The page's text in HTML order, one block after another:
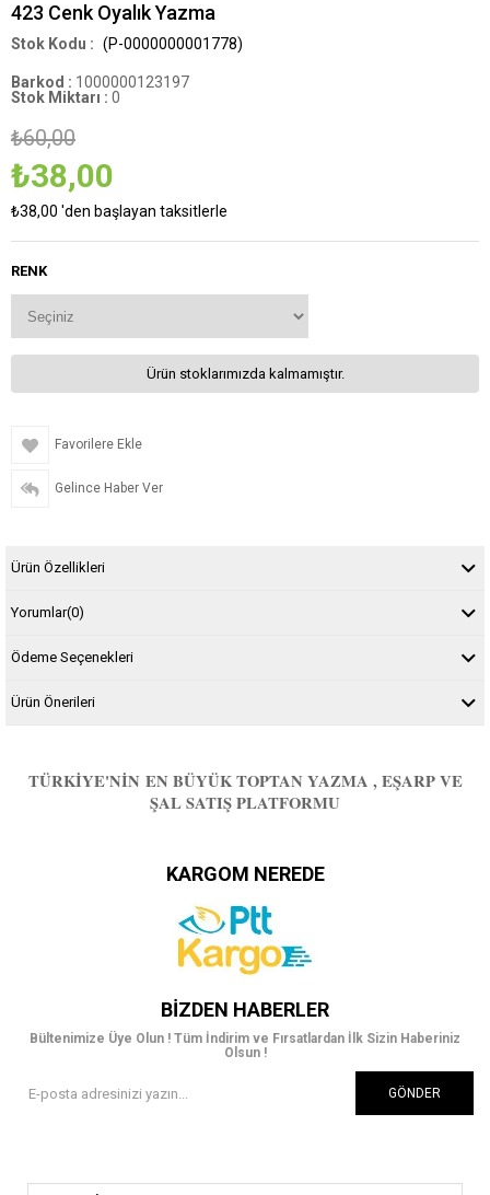
423 Cenk Oyalık Yazma
(P-0000000001778)
Barkod : 1000000123197
Stok Miktarı : 0
₺60,00
₺38,00
₺38,00 'den başlayan taksitlerle
RENK
Ürün stoklarımızda kalmamıştır.
Favorilere Ekle
Gelince Haber Ver
Ürün Özellikleri
Yorumlar(0)
Ödeme Seçenekleri
Ürün Önerileri
TÜRKIYE'NIN EN BÜYÜK TOPTAN YAZMA , EŞARP VE
ŞAL SATIŞ PLATFORMU
KARGOM NEREDE
BIZDEN HABERLER
Bültenimize Üye Olun ! Tüm İndirim ve Fırsatlardan İlk Sizin Haberiniz
Olsun !
GÖNDER